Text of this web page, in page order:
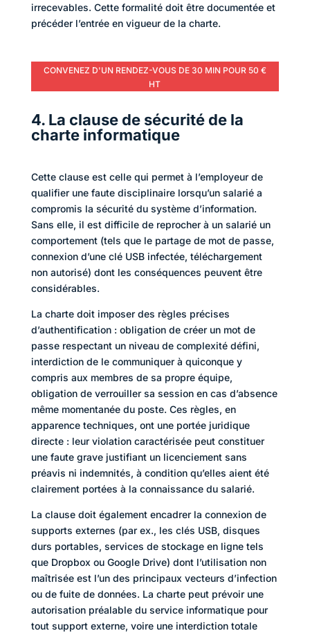
irrecevables. Cette formalité doit être documentée et
précéder l’entrée en vigueur de la charte.
CONVENEZ D'UN RENDEZ-VOUS DE 30 MIN POUR 50 €
HT
4. La clause de sécurité de la
charte informatique
Cette clause est celle qui permet à l’employeur de
qualifier une faute disciplinaire lorsqu’un salarié a
compromis la sécurité du système d’information.
Sans elle, il est difficile de reprocher à un salarié un
comportement (tels que le partage de mot de passe,
connexion d’une clé USB infectée, téléchargement
non autorisé) dont les conséquences peuvent être
considérables.
La charte doit imposer des règles précises
d’authentification : obligation de créer un mot de
passe respectant un niveau de complexité défini,
interdiction de le communiquer à quiconque y
compris aux membres de sa propre équipe,
obligation de verrouiller sa session en cas d’absence
même momentanée du poste. Ces règles, en
apparence techniques, ont une portée juridique
directe : leur violation caractérisée peut constituer
une faute grave justifiant un licenciement sans
préavis ni indemnités, à condition qu’elles aient été
clairement portées à la connaissance du salarié.
La clause doit également encadrer la connexion de
supports externes (par ex., les clés USB, disques
durs portables, services de stockage en ligne tels
que Dropbox ou Google Drive) dont l’utilisation non
maîtrisée est l’un des principaux vecteurs d’infection
ou de fuite de données. La charte peut prévoir une
autorisation préalable du service informatique pour
tout support externe, voire une interdiction totale